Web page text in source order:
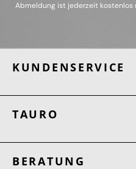
Abmeldung ist jederzeit kostenlos
KUNDENSERVICE
TAURO
BERATUNG